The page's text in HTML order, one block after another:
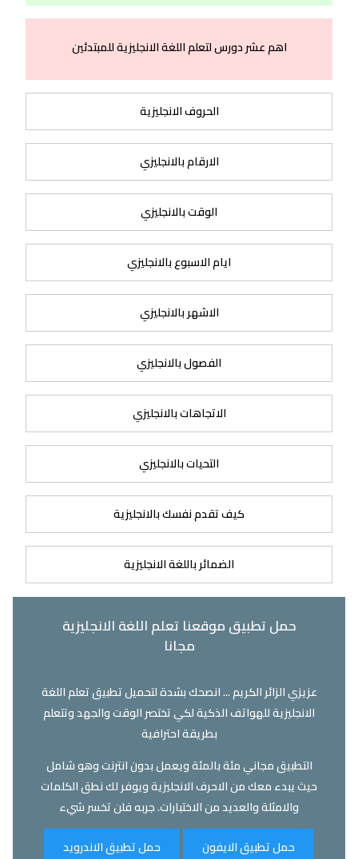
اهم عشر دورس لتعلم اللغة الانجليزية للمبتدئين
الحروف الانجليزية
الارقام بالانجليزي
الوقت بالانجليزي
ايام الاسبوع بالانجليزي
الاشهر بالانجليزي
الفصول بالانجليزي
الاتجاهات بالانجليزي
التحيات بالانجليزي
كيف تقدم نفسك بالانجليزية
الضمائر باللغة الانجليزية
حمل تطبيق موقعنا تعلم اللغة الانجليزية
مجانا
عزيزي الزائر الكريم ... انصحك بشدة لتحميل تطبيق تعلم اللغة
الانجليزية للهواتف الذكية لكي تختصر الوقت والجهد وتتعلم
بطريقة احترافية
التطبيق مجاني مئة بالمئة ويعمل بدون انترنت وهو شامل
حيث يبدء معك من الاحرف الانجليزية ويوفر لك نطق الكلمات
والامثلة والعديد من الاختبارات. جربه فلن تخسر شيء
حمل تطبيق الايفون
حمل تطبيق الاندرويد